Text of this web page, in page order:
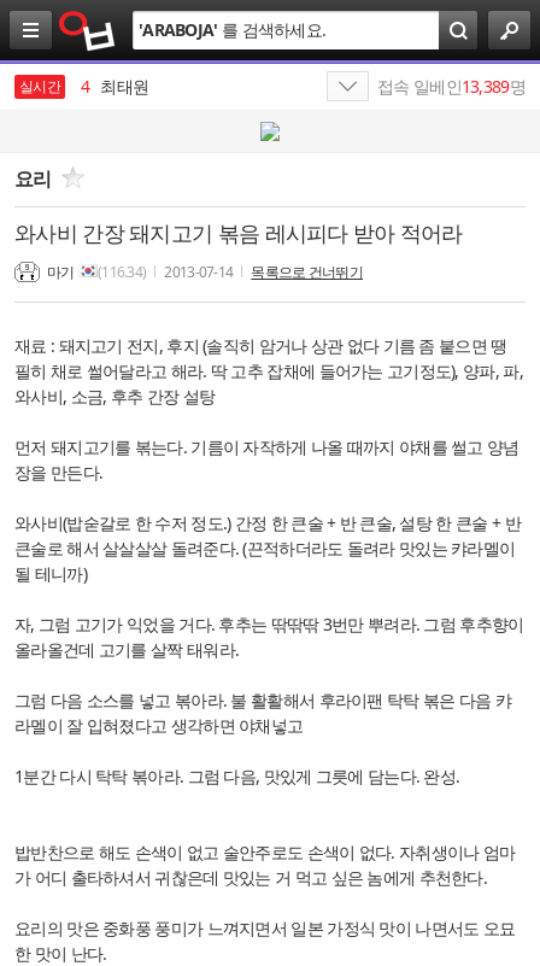
검
색
'ARABOJA' 를 검색하세요.
실시간
3 야동
4 최태원
6
7
삼성전자
8 올리브영
9 SK네트웍스
10 에스케이
1 살라박살라
접속 일베인13,389명
요리
와사비 간장 돼지고기 볶음 레시피다 받아 적어라
마기 (116.34) 2013-07-14 목록으로 건너뛰기
재료 : 돼지고기 전지, 후지 (솔직히 암거나 상관 없다 기름 좀 붙으면 땡
필히 채로 썰어달라고 해라. 딱 고추 잡채에 들어가는 고기정도), 양파, 파,
와사비, 소금, 후추 간장 설탕
먼저 돼지고기를 볶는다. 기름이 자작하게 나올 때까지 야채를 썰고 양념
장을 만든다.
와사비(밥숟갈로 한 수저 정도.) 간정 한 큰술 + 반 큰술, 설탕한 큰술 + 반
큰술로 해서 살살살살 돌려준다. (끈적하더라도 돌려라 맛있는 캬라멜이
될 테니까)
자, 그럼 고기가 익었을 거다. 후추는 딲딲딲 3번만 뿌려라. 그럼 후추향이
올라올건데 고기를 살짝 태워라.
그럼 다음 소스를 넣고 볶아라. 불 활활해서 후라이팬 탁탁 볶은 다음 캬
라멜이 잘 입혀졌다고 생각하면 야채넣고
1분간 다시 탁탁 볶아라. 그럼 다음, 맛있게 그릇에 담는다. 완성.
밥반찬으로 해도 손색이 없고 술안주로도 손색이 없다. 자취생이나 엄마
가 어디 출타하셔서 귀찮은데 맛있는 거 먹고 싶은 놈에게 추천한다.
요리의 맛은 중화풍 풍미가 느껴지면서 일본 가정식 맛이 나면서도 오묘
한 맛이 난다.